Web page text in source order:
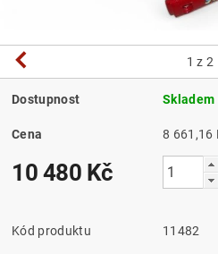
1 z 2
Dostupnost Skladem
Cena
10 480 Kč
Kód produktu 11482